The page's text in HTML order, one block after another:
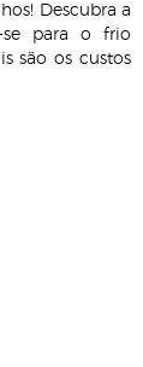
Descubra a
se para o frio
são os custos